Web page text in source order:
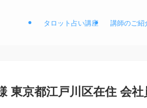
タロット占い講座 講師のご紹
東京都江戸川区在住 会社